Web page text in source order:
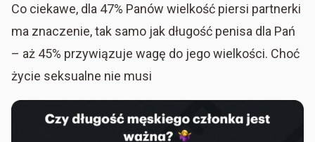
Co ciekawe, dla 47% Panów wielkość piersi partnerki
ma znaczenie, tak samo jak długość penisa dla Pań
– aż 45% przywiązuje wagę do jego wielkości. Choć
życie seksualne nie musi